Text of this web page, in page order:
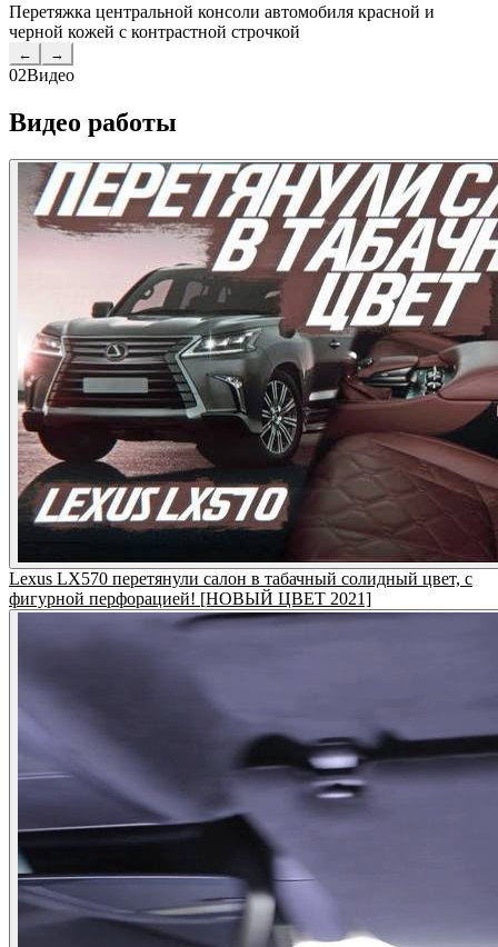
Перетяжка центральной консоли автомобиля красной и
черной кожей с контрастной строчкой
← →
02Видео
Видео работы
Lexus LX570 перетянули салон в табачный солидный цвет, с
фигурной перфорацией! [НОВЫЙ ЦВЕТ 2021]